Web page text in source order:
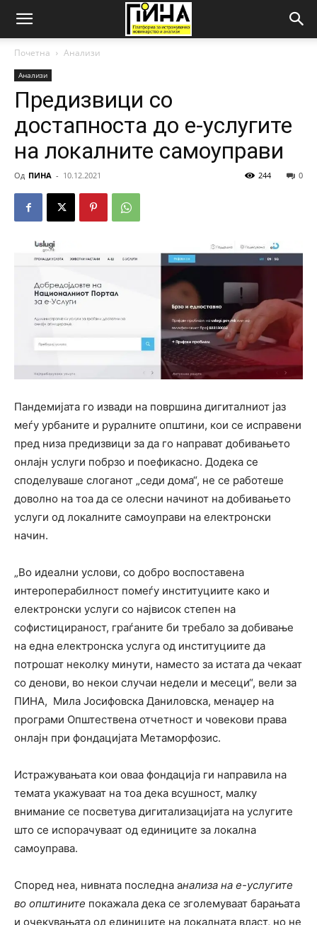
Почетна Анализи
Анализи
Предизвици со
достапноста до е-услугите
на локалните самоуправи
Од ПИНА - 10.12.2021 0
244
Пандемијата го извади на површина дигиталниот јаз
меѓу урбаните и руралните општини, кои се исправени
пред низа предизвици за да го направат добивањето
онлајн услуги побрзо и поефикасно. Додека се
споделуваше слоганот „седи дома“, не се работеше
доволно на тоа да се олесни начинот на добивањето
услуги од локалните самоуправи на електронски
начин.
„Во идеални услови, со добро воспоставена
интероперабилност помеѓу институциите како и
електронски услуги со највисок степен на
софистицираност, граѓаните би требало за добивање
на една електронска услуга од институциите да
потрошат неколку минути, наместо за истата да чекаат
со денови, во некои случаи недели и месеци“, вели за
ПИНА, Мила Јосифовска Даниловска, менаџер на
програми Општествена отчетност и човекови права
онлајн при фондацијата Метаморфозис.
Истражувањата кои оваа фондација ги направила на
темата укажуваат на тоа дека всушност, малку
внимание се посветува дигитализацијата на услугите
што се испорачуваат од единиците за локална
самоуправа.
Според неа, нивната последна анализа на е-услугите
во општините покажала дека се зголемуваат барањата
и очекувањата од единиците на локалната власт, но не